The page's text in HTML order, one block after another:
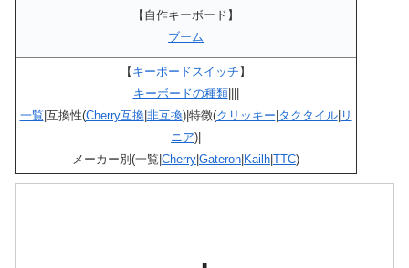
【自作キーボード】
ブーム
【 キーボードスイッチ 】
キーボードの種類||||
一覧 |互換性(Cherry互換| 非互換)|特徴(クリッキー タクタイル| リ
ニア)|
メーカー別(一覧| Cherry Gateron Kailh TTC)